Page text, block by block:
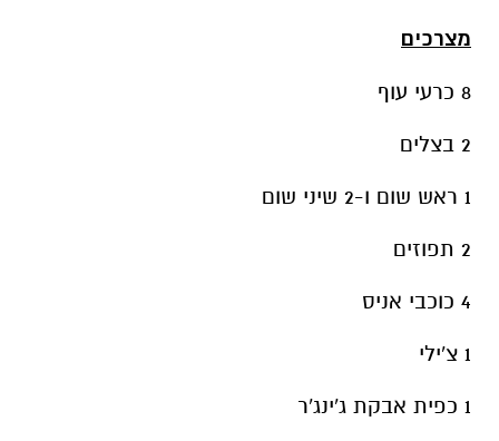
מצרכים
8 כרעי עוף
2 בצלים
1 ראש שום ו-2 שיני שום
2 תפוזים
4 כוכבי אניס
1 צ'ילי
1 כפית אבקת ג'ינג'ר